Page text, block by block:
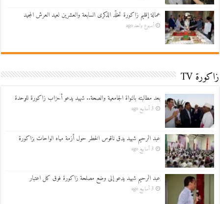
عمالة إقليم زاكورة تخلّد الذكرى السابعة والعشرين لعيد العرش المجيد
أسبوع واحد ago
زاكورة TV
بعد مطالبته بالنواة الجامعية والصحة.. شهيد يدعو أحزاب زاكورة للوحدة
3 أسابيع ago
عبد الرحيم شهيد يدق ناقوس الخطر حول أزمة مياه الواحات بزاكورة
3 أسابيع ago
عبد الرحيم شهيد يدعو إلى وضع مصلحة زاكورة فوق كل اعتبار
3 أسابيع ago